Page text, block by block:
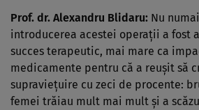
Prof. dr. Alexandru Blidaru: Nu
introducerea acestei operaţii a fost
succes terapeutic, mai mare ca
medicamente pentru că a reuşit să
supravieţuire cu zeci de procente:
femei trăiau mult mai mult şi a